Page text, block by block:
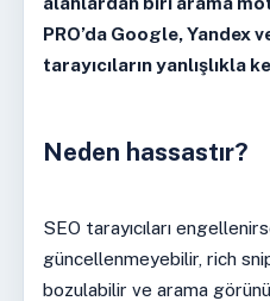
PRO’da Google, Yandex
tarayıcıların yanlışlıkla
Neden hassastır?
SEO tarayıcıları
güncellenmeyebilir, rich
bozulabilir ve arama